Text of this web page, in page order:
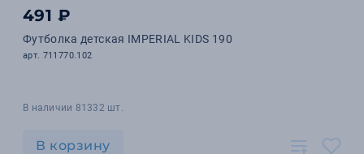
491 ₽
Футболка детская IMPERIAL KIDS 190
арт. 711770.102
В наличии 81332 шт.
В корзину